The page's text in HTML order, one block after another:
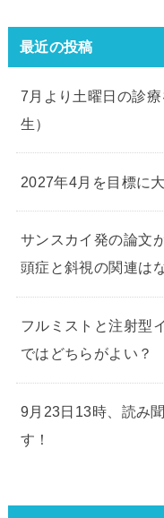
最近の投稿
7月より土曜日の診
生）
2027年4月を目標に
サンスカイ発の論文
頭症と斜視の関連はな
フルミストと注射型
ではどちらがよい？
9月23日13時、読み
す！